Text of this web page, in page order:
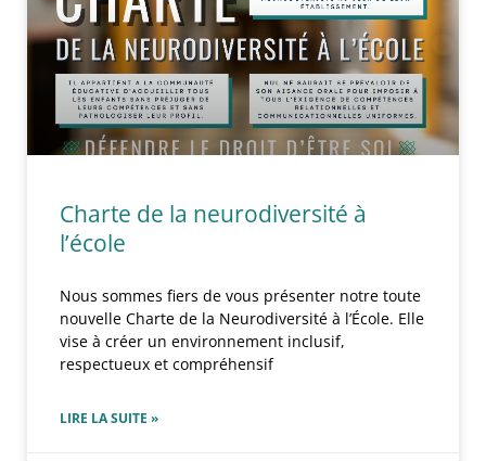
Charte de la neurodiversité à
l’école
Nous sommes fiers de vous présenter notre toute
nouvelle Charte de la Neurodiversité à l’École. Elle
vise à créer un environnement inclusif,
respectueux et compréhensif
LIRE LA SUITE »